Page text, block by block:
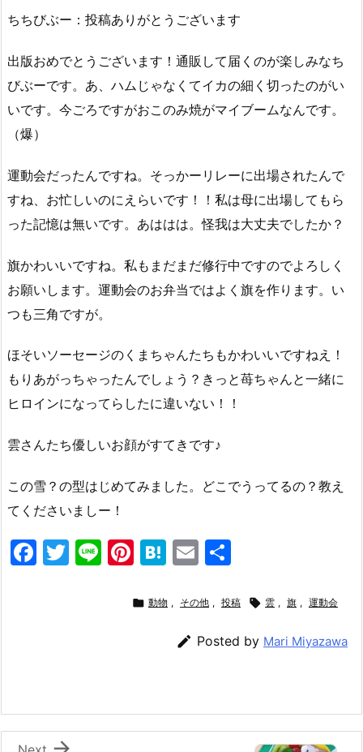
ちちびぶー：投稿ありがとうございます
出版おめでとうございます！通販して届くのが楽しみなち
びぶーです。あ、ハムじゃなくてイカの細く切ったのがい
いです。今ごろですがおこのみ焼がマイブームなんです。
（爆）
運動会だったんですね。そっかーリレーに出場されたんで
すね、お忙しいのにえらいです！！私は母に出場してもら
った記憶は無いです。あははは。怪我は大丈夫でしたか？
旗かわいいですね。私もまだまだ修行中ですのでよろしく
お願いします。運動会のお弁当ではよく旗を作ります。い
つも三角ですが。
ほそいソーセージのくまちゃんたちもかわいいですねえ！
もりあがっちゃったんでしょう？きっと苺ちゃんと一緒に
ヒロインになってらしたに違いない！！
雲さんたち優しいお顔がすてきです♪
この雪？の型はじめてみました。どこでうってるの？教え
てくださいましー！
F
o
k
T
Li Pi
er
H
e
a
E
ai
l
 動物 , その他 , 投稿  雲 , 旗 , 運動会
 Posted by Mari Miyazawa